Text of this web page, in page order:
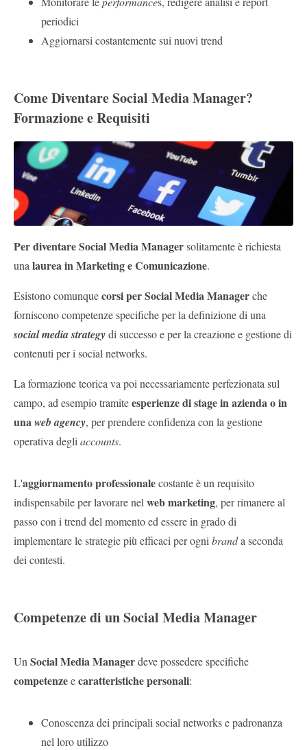
periodici
Aggiornarsi costantemente sui nuovi trend
Come Diventare Social Media Manager?
Formazione e Requisiti
Per diventare Social Media Managersolitamente è richiesta
una laurea in Marketing e Comunicazione.
Esistono comunquecorsi per Social Media Managerche
forniscono competenze specifiche per la definizione di una
social media strategydi successo e per la creazione e gestione di
contenuti per i social networks.
La formazione teorica va poi necessariamente perfezionata sul
campo, ad esempio tramiteesperienze di stage in azienda o in
una web agency, per prendere confidenza con la gestione
operativa degli accounts.
L'aggiornamento professionalecostante è un requisito
indispensabile per lavorare nel web marketing, per rimanere al
passo con i trend del momento ed essere in grado di
implementare le strategie più efficaci per ogni branda seconda
dei contesti.
Competenze di un Social Media Manager
Un Social Media Managerdeve possedere specifiche
competenzeecaratteristiche personali:
Conoscenza dei principali social networks e padronanza
nel loro utilizzo